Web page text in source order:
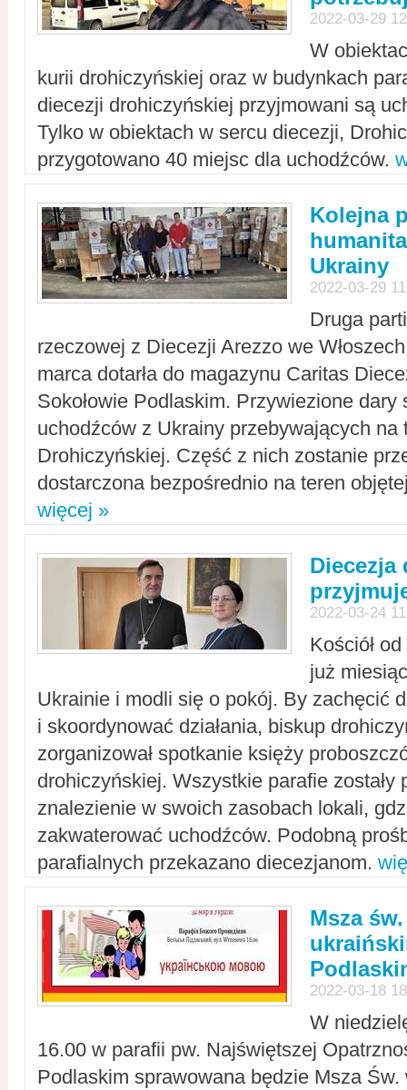
2022-03-29
W
kurii drohiczyńskiej oraz w budynkach
diecezji drohiczyńskiej przyjmowani są
Tylko w obiektach w sercu diecezji,
przygotowano 40 miejsc dla uchodźców.
Kolejna
Ukrainy
2022-03-29
Druga
rzeczowej z Diecezji Arezzo we
marca dotarła do magazynu Caritas
Sokołowie Podlaskim. Przywiezione dary
uchodźców z Ukrainy przebywających na
Drohiczyńskiej. Część z nich zostanie
dostarczona bezpośrednio na teren
więcej »
Diecezja
2022-03-24
Kościół
już
Ukrainie i modli się o pokój. By zachęcić
i skoordynować działania, biskup
zorganizował spotkanie księży
drohiczyńskiej. Wszystkie parafie zostały
znalezienie w swoich zasobach lokali,
zakwaterować uchodźców. Podobną
parafialnych przekazano diecezjanom.
Msza
2022-03-18
W
16.00 w parafii pw. Najświętszej
Podlaskim sprawowana będzie Msza Św.